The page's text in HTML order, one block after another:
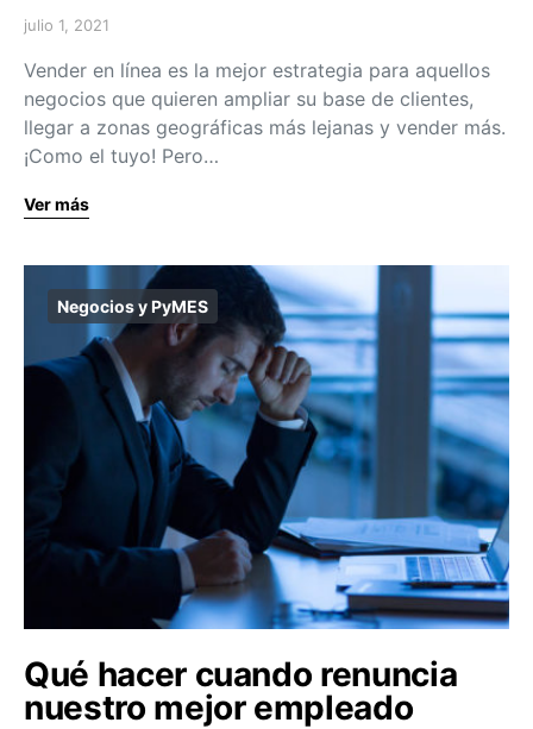
julio 1, 2021
Vender en línea es la mejor estrategia para aquellos
negocios que quieren ampliar su base de clientes,
llegar a zonas geográficas más lejanas y vender más.
¡Como el tuyo! Pero…
Ver más
Negocios y PyMES
Qué hacer cuando renuncia
nuestro mejor empleado